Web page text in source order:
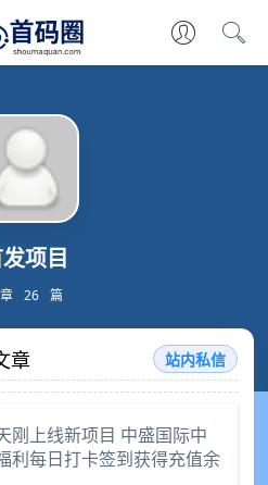
项目
26 篇
章 站内私信
刚上线新项目 中盛国际中
利每日打卡签到获得充值余